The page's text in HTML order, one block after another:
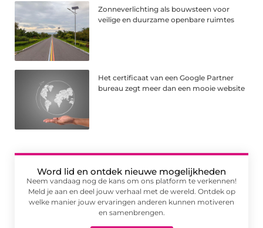
Zonneverlichting als bouwsteen voor
veilige en duurzame openbare ruimtes
Het certificaat van een Google Partner
bureau zegt meer dan een mooie website
Word lid en ontdek nieuwe mogelijkheden
Neem vandaag nog de kans om ons platform te verkennen!
Meld je aan en deel jouw verhaal met de wereld. Ontdek op
welke manier jouw ervaringen anderen kunnen motiveren
en samenbrengen.